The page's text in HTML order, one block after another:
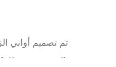
تم تصميم أواني
المرسومة يدويًا،